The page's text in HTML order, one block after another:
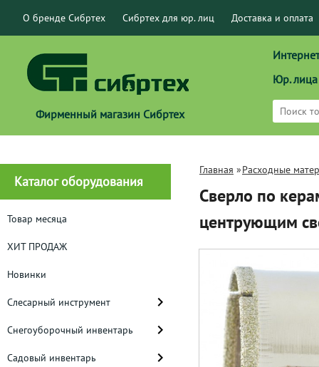
О бренде Сибртех Сибртех для юр. лиц Доставка и оплата
Фирменный магазин Сибртех
Юр. лица
Каталог оборудования
Товар месяца
ХИТ ПРОДАЖ
Новинки
Слесарный инструмент
Снегоуборочный инвентарь
Садовый инвентарь
Главная »Расходные
Сверло по
центрующим